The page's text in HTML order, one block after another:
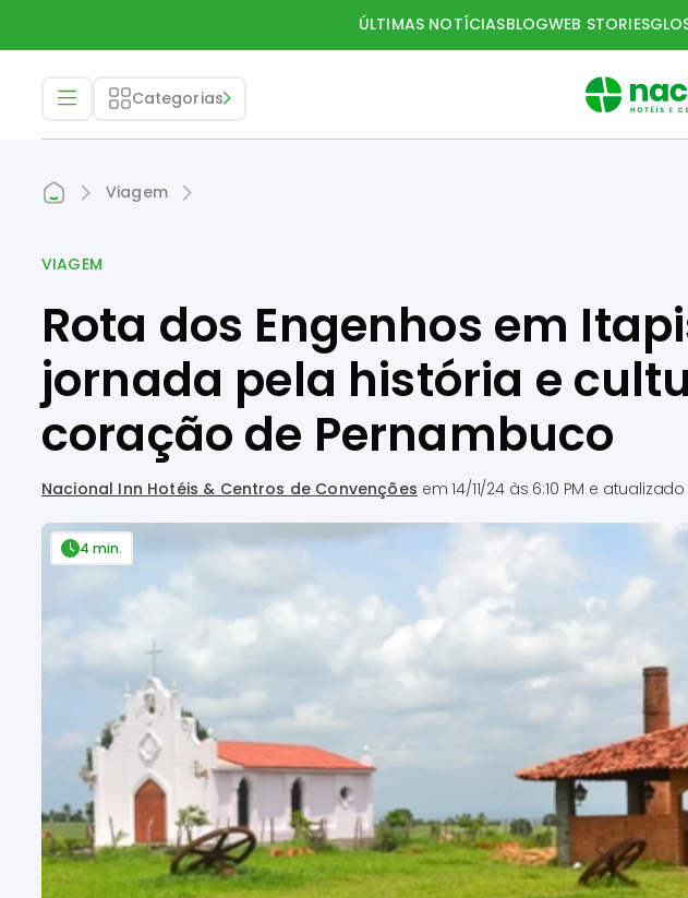
ÚLTIMAS NOTÍCIASBLOGWEB STORIES
Categorias
Viagem
VIAGEM
Rota dos Engenhos em
jornada pela história e
coração de Pernambuco
Nacional Inn Hotéis & Centros de Convenções em14/11/24 às 6:10 PM e
4 min.